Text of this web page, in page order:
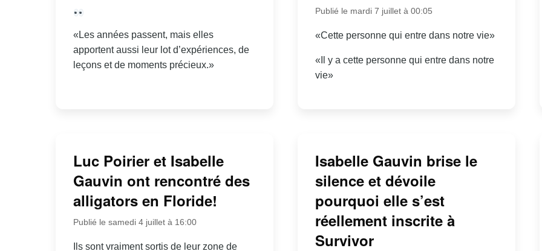
«Les années passent, mais elles
apportent aussi leur lot d’expériences, de
leçons et de moments précieux.»
Publié le mardi 7 juillet à 00:05
«Cette personne qui entre dans notre vie»
«Il y a cette personne qui entre dans notre
vie»
Luc Poirier et Isabelle
Gauvin ont rencontré des
alligators en Floride!
Publié le samedi 4 juillet à 16:00
Ils sont vraiment sortis de leur zone de
Isabelle Gauvin brise le
silence et dévoile
pourquoi elle s’est
réellement inscrite à
Survivor